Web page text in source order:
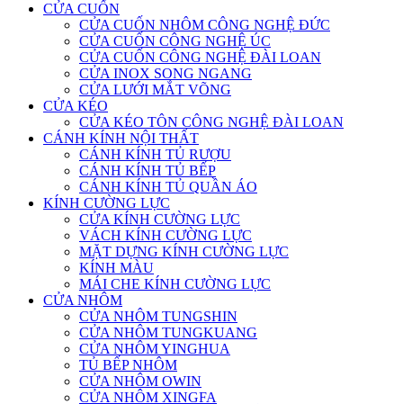
CỬA CUỐN
CỬA CUỐN NHÔM CÔNG NGHỆ ĐỨC
CỬA CUỐN CÔNG NGHỆ ÚC
CỬA CUỐN CÔNG NGHỆ ĐÀI LOAN
CỬA INOX SONG NGANG
CỬA LƯỚI MẮT VÕNG
CỬA KÉO
CỬA KÉO TÔN CÔNG NGHỆ ĐÀI LOAN
CÁNH KÍNH NỘI THẤT
CÁNH KÍNH TỦ RƯỢU
CÁNH KÍNH TỦ BẾP
CÁNH KÍNH TỦ QUẦN ÁO
KÍNH CƯỜNG LỰC
CỬA KÍNH CƯỜNG LỰC
VÁCH KÍNH CƯỜNG LỰC
MẶT DỰNG KÍNH CƯỜNG LỰC
KÍNH MÀU
MÁI CHE KÍNH CƯỜNG LỰC
CỬA NHÔM
CỬA NHÔM TUNGSHIN
CỬA NHÔM TUNGKUANG
CỬA NHÔM YINGHUA
TỦ BẾP NHÔM
CỬA NHÔM OWIN
CỬA NHÔM XINGFA